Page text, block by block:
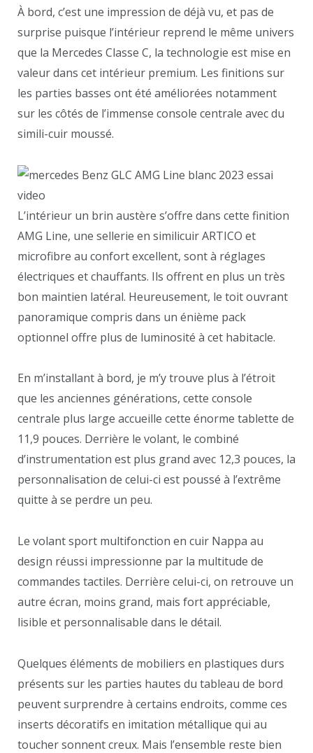
À bord, c’est une impression de déjà vu, et pas de
surprise puisque l’intérieur reprend le même univers
que la Mercedes Classe C, la technologie est mise en
valeur dans cet intérieur premium. Les finitions sur
les parties basses ont été améliorées notamment
sur les côtés de l’immense console centrale avec du
simili-cuir moussé.
L’intérieur un brin austère s’offre dans cette finition
AMG Line, une sellerie en similicuir ARTICO et
microfibre au confort excellent, sont à réglages
électriques et chauffants. Ils offrent en plus un très
bon maintien latéral. Heureusement, le toit ouvrant
panoramique compris dans un énième pack
optionnel offre plus de luminosité à cet habitacle.
En m’installant à bord, je m’y trouve plus à l’étroit
que les anciennes générations, cette console
centrale plus large accueille cette énorme tablette de
11,9 pouces. Derrière le volant, le combiné
d’instrumentation est plus grand avec 12,3 pouces, la
personnalisation de celui-ci est poussé à l’extrême
quitte à se perdre un peu.
Le volant sport multifonction en cuir Nappa au
design réussi impressionne par la multitude de
commandes tactiles. Derrière celui-ci, on retrouve un
autre écran, moins grand, mais fort appréciable,
lisible et personnalisable dans le détail.
Quelques éléments de mobiliers en plastiques durs
présents sur les parties hautes du tableau de bord
peuvent surprendre à certains endroits, comme ces
inserts décoratifs en imitation métallique qui au
toucher sonnent creux. Mais l’ensemble reste bien